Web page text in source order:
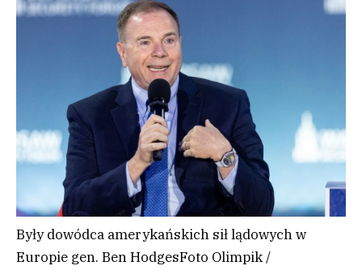
Były dowódca amerykańskich sił lądowych w
Europie gen. Ben HodgesFoto Olimpik /